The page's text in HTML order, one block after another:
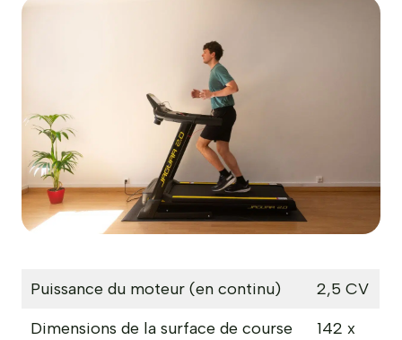
Puissance du moteur (en continu)
2,5 CV
Dimensions de la surface de course
142 x